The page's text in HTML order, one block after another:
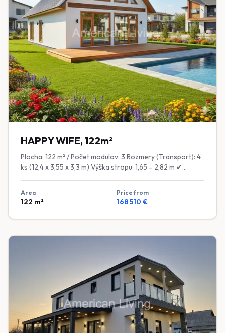
HAPPY WIFE, 122m²
Plocha: 122 m² / Počet modulov: 3 Rozmery (Transport): 4
ks (12,4 x 3,55 x 3,3 m) Výška stropu: 1,65 – 2,82 m ✔
200 mm minerálna vlna (stlačená na 150 mm) Steny: 150
mm čadičová vlna ✔ OKNÁ A DVERE Okná: Dvojkomorové
plastové okná, laminované, energeticky úsporné Vstupné
EXTERIÉR Fasáda: Termodrevo alebo vinylové panely
Kúpeľňa: Umývadlo, Geberit WC, sprcha Grohe Kuchyňa:
Kuchynská zástena, kuchynský nábytok Vykurovanie:
Podlahové kúrenie (na 1. poschodí) ✔ TECHNICKÉ
INŠTALÁCIE Elektroinštalácia: Medené rozvody, zásuvky,
LED osvetlenie, vypínače, rozvodná skriňa s poistkami
Voda a odpady: Rozvody v stenách, príprava pre práčku,
umývadlo, drez a WC Vykurovanie: Elektrické (zásuvky
Area
122 m²
Price from
168 510 €